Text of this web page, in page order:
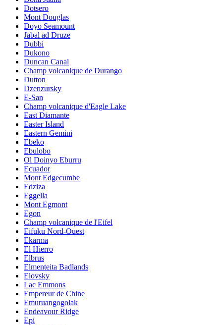
Dotsero
Mont Douglas
Doyo Seamount
Jabal ad Druze
Dubbi
Dukono
Duncan Canal
Champ volcanique de Durango
Dutton
Dzenzursky
E-San
Champ volcanique d'Eagle Lake
East Diamante
Easter Island
Eastern Gemini
Ebeko
Ebulobo
Ol Doinyo Eburru
Ecuador
Mont Edgecumbe
Edziza
Eggella
Mont Egmont
Egon
Champ volcanique de l'Eifel
Eifuku Nord-Ouest
Ekarma
El Hierro
Elbrus
Elmenteita Badlands
Elovsky
Lac Emmons
Empereur de Chine
Emuruangogolak
Endeavour Ridge
Epi